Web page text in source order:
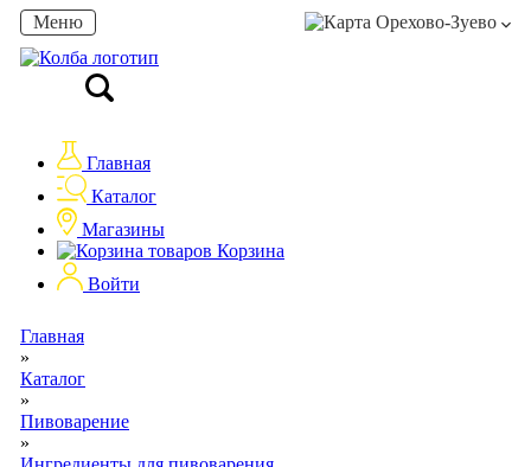
Меню Орехово-Зуево
Главная
Каталог
Магазины
Корзина
Войти
Главная
»
Каталог
»
Пивоварение
»